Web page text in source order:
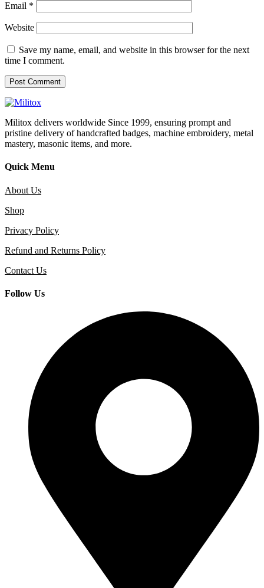
Email *
Website
Save my name, email, and website in this browser for the next
time I comment.
Militox delivers worldwide Since 1999, ensuring prompt and
pristine delivery of handcrafted badges, machine embroidery, metal
mastery, masonic items, and more.
Quick Menu
About Us
Shop
Privacy Policy
Refund and Returns Policy
Contact Us
Follow Us